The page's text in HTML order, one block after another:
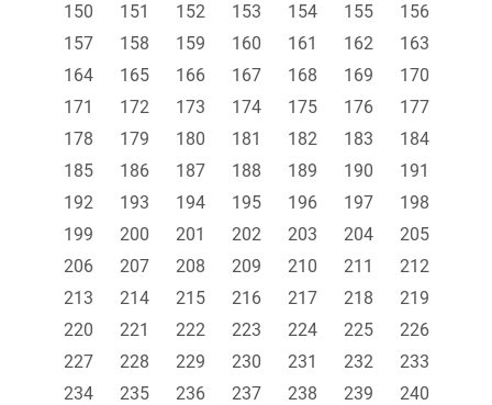
150
151 152 153 154 155
156
157
158 159 160 161 162
163
164
165 166 167 168 169
170
171
172 173 174 175 176
177
178
179 180 181 182 183
184
185
186 187 188 189 190
191
192
193 194 195 196 197
198
199
200 201 202 203 204
205
206
207 208 209 210 211
212
213
214 215 216 217 218
219
220
221 222 223 224 225
226
227
228 229 230 231 232
233
234
235 236 237 238 239
240